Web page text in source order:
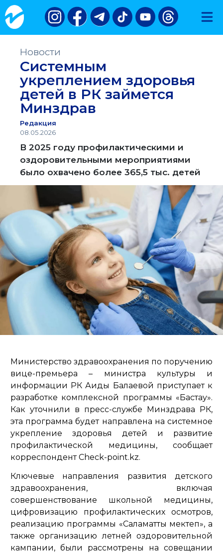
Новости
Системным
укреплением здоровья
детей в РК займется
Минздрав
Редакция
08.05.2026
В 2025 году профилактическими и
оздоровительными мероприятиями
было охвачено более 365,5 тыс. детей
Министерство здравоохранения по поручению
вице-премьера – министра культуры и
информации РК Аиды Балаевой приступает к
разработке комплексной программы «Бастау».
Как уточнили в пресс-службе Минздрава РК,
эта программа будет направлена на системное
укрепление здоровья детей и развитие
профилактической медицины, сообщает
корреспондент Check-point.kz.
Ключевые направления развития детского
здравоохранения, включая
совершенствование школьной медицины,
цифровизацию профилактических осмотров,
реализацию программы «Саламатты мектеп», а
также организацию летней оздоровительной
кампании, были рассмотрены на совещании